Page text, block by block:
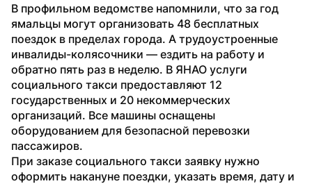
В профильном ведомстве напомнили, что за год
ямальцы могут организовать 48 бесплатных
поездок в пределах города. А трудоустроенные
инвалиды-колясочники — ездить на работу и
обратно пять раз в неделю. В ЯНАО услуги
социального такси предоставляют 12
государственных и 20 некоммерческих
организаций. Все машины оснащены
оборудованием для безопасной перевозки
пассажиров.
При заказе социального такси заявку нужно
оформить накануне поездки, указать время, дату и